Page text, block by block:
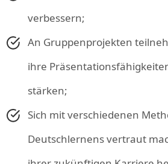
verbessern;
An Gruppenprojekten
ihre
stärken;
Sich mit verschiedenen
Deutschlernens vertraut